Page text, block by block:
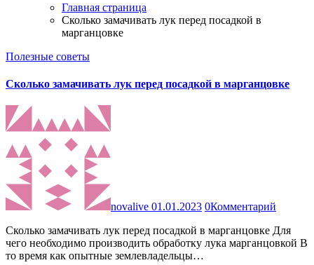
Главная страница
Сколько замачивать лук перед посадкой в
марганцовке
Полезные советы
Сколько замачивать лук перед посадкой в марганцовке
novalive 01.01.2023 0Комментарий
Сколько замачивать лук перед посадкой в марганцовке Для
чего необходимо производить обработку лука марганцовкой В
то время как опытные землевладельцы…